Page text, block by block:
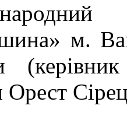
м.
Орест